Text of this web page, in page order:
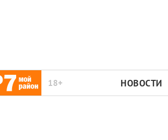
18+ НОВОСТИ